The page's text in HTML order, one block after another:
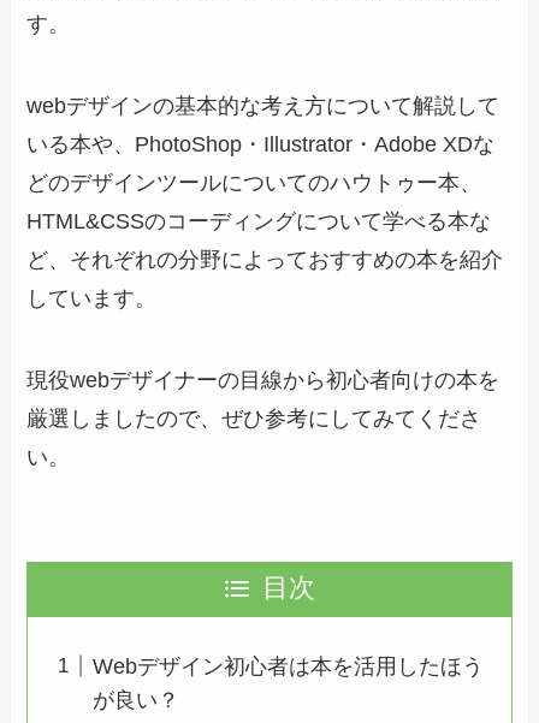
す。
webデザインの基本的な考え方について解説して
いる本や、PhotoShop・Illustrator・Adobe XDな
どのデザインツールについてのハウトゥー本、
HTML&CSSのコーディングについて学べる本な
ど、それぞれの分野によっておすすめの本を紹介
しています。
現役webデザイナーの目線から初心者向けの本を
厳選しましたので、ぜひ参考にしてみてくださ
い。
目次
Webデザイン初心者は本を活用したほう
が良い？